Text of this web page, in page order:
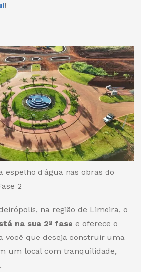
!
espelho d’água nas obras do
2
na região de Limeira, o
na sua 2ª fase e oferece o
você que deseja construir uma
um local com tranquilidade,